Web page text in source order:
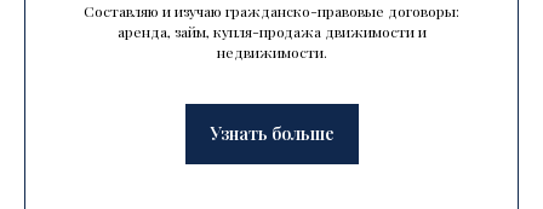
Составляю и изучаю гражданско-правовые договоры:
аренда, займ, купля-продажа движимости и
недвижимости.
Узнать больше